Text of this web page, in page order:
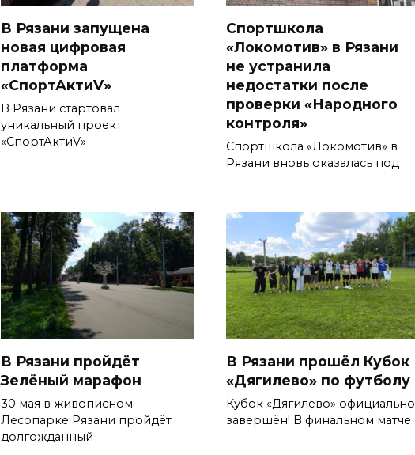
В Рязани запущена
новая цифровая
платформа
«СпортАктиV»
В Рязани стартовал
уникальный проект
«СпортАктиV»
Спортшкола
«Локомотив» в Рязани
не устранила
недостатки после
проверки «Народного
контроля»
Спортшкола «Локомотив» в
Рязани вновь оказалась под
В Рязани пройдёт
Зелёный марафон
30 мая в живописном
Лесопарке Рязани пройдёт
долгожданный
В Рязани прошёл Кубок
«Дягилево» по футболу
Кубок «Дягилево» официально
завершён! В финальном матче